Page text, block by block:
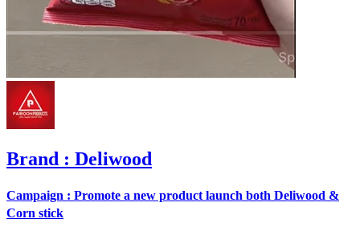
Brand : Deliwood
Campaign : Promote a new product launch both Deliwood &
Corn stick